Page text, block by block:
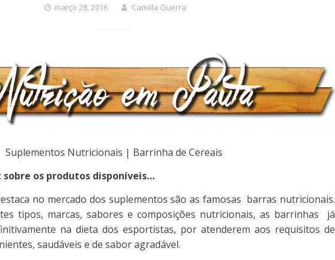
março 28, 2016 Camilla Guerra
Suplementos Nutricionais | Barrinha de Cereais
sobre os produtos disponíveis…
no mercado dos suplementos são as famosas barras nutricionais.
tipos, marcas, sabores e composições nutricionais, as barrinhas já
na dieta dos esportistas, por atenderem aos requisitos de
saudáveis e de sabor agradável.